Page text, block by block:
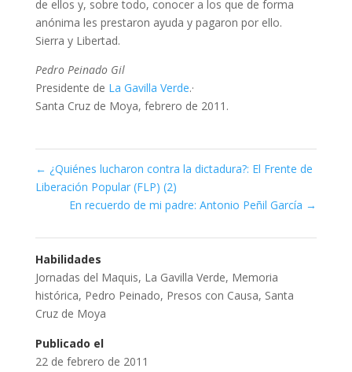
de ellos y, sobre todo, conocer a los que de forma
anónima les prestaron ayuda y pagaron por ello.
Sierra y Libertad.
Pedro Peinado Gil
Presidente de La Gavilla Verde.·
Santa Cruz de Moya, febrero de 2011.
← ¿Quiénes lucharon contra la dictadura?: El Frente de
Liberación Popular (FLP) (2)
En recuerdo de mi padre: Antonio Peñil García →
Habilidades
Jornadas del Maquis, La Gavilla Verde, Memoria
histórica, Pedro Peinado, Presos con Causa, Santa
Cruz de Moya
Publicado el
22 de febrero de 2011